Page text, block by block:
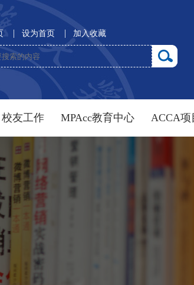
| 设为首页 | 加入收藏
校友工作 MPAcc教育中心 ACCA项